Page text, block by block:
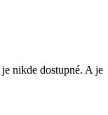
nikde dostupné. A je